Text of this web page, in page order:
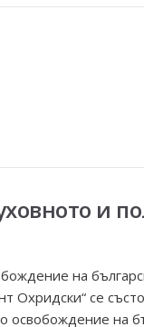
и
на
Охридски“ се
освобождение на